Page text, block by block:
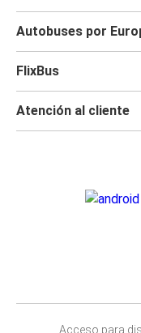
Autobuses por
FlixBus
Atención al cliente
Acceso para